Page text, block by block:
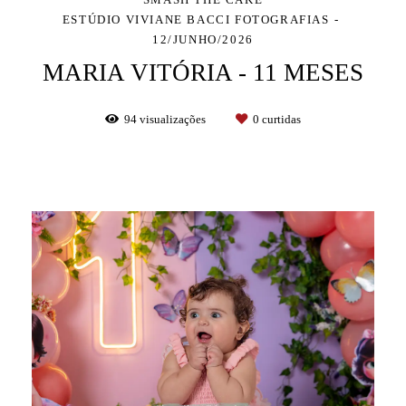
ESTÚDIO VIVIANE BACCI FOTOGRAFIAS
12/JUNHO/2026
MARIA VITÓRIA - 11 MESES
94 visualizações 0 curtidas